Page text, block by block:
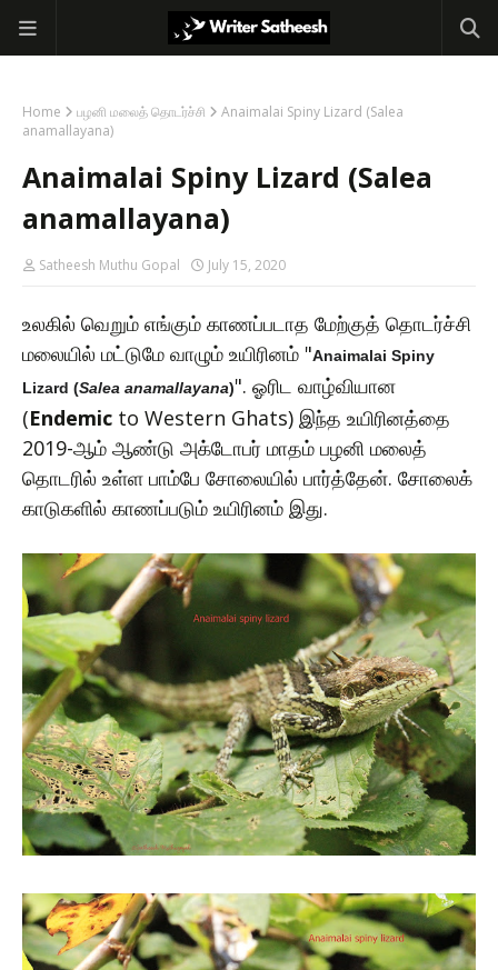
Home பழனி மலைத் தொடர்ச்சி
Anaimalai Spiny Lizard (Salea
anamallayana)
Anaimalai Spiny Lizard (Salea
anamallayana)
Satheesh Muthu Gopal July 15, 2020
உலகில் வெறும் எங்கும் காணப்படாத மேற்குத் தொடர்ச்சி
மலையில் மட்டுமே வாழும் உயிரினம் "Anaimalai Spiny
Lizard (Salea anamallayana)". ஓரிட வாழ்வியான
(Endemic to Western Ghats) இந்த உயிரினத்தை
2019-ஆம் ஆண்டு அக்டோபர் மாதம் பழனி மலைத்
தொடரில் உள்ள பாம்பே சோலையில் பார்த்தேன். சோலைக்
காடுகளில் காணப்படும் உயிரினம் இது.